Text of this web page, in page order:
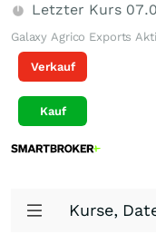
Letzter Kurs
Galaxy Agrico Exports
Verkauf
Kauf
Kurse,